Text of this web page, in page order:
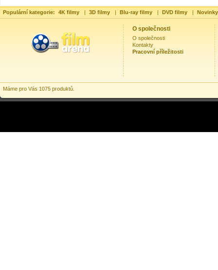
Populární kategorie: 4K filmy | 3D filmy | Blu-ray filmy | DVD filmy |
O společnosti
O společnosti
Kontakty
Pracovní příležitosti
Máme pro Vás 1075 produktů.